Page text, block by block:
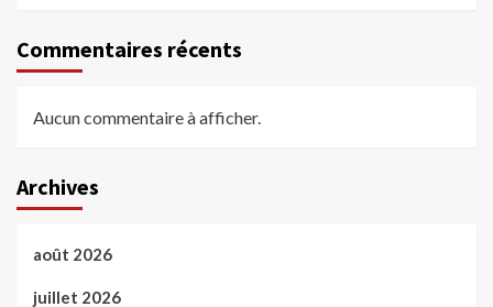
Commentaires récents
Aucun commentaire à afficher.
Archives
août 2026
juillet 2026